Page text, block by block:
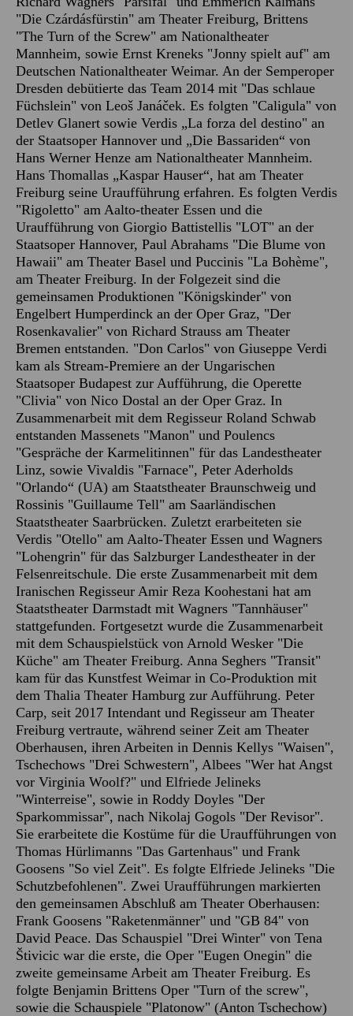
"Die Czárdásfürstin" am Theater Freiburg, Brittens
"The Turn of the Screw" am Nationaltheater
Mannheim, sowie Ernst Kreneks "Jonny spielt auf" am
Deutschen Nationaltheater Weimar. An der Semperoper
Dresden debütierte das Team 2014 mit "Das schlaue
Füchslein" von Leoš Janáček. Es folgten "Caligula" von
Detlev Glanert sowie Verdis „La forza del destino" an
der Staatsoper Hannover und „Die Bassariden“ von
Hans Werner Henze am Nationaltheater Mannheim.
Hans Thomallas „Kaspar Hauser“, hat am Theater
Freiburg seine Uraufführung erfahren. Es folgten Verdis
"Rigoletto" am Aalto-theater Essen und die
Uraufführung von Giorgio Battistellis "LOT" an der
Staatsoper Hannover, Paul Abrahams "Die Blume von
Hawaii" am Theater Basel und Puccinis "La Bohème",
am Theater Freiburg. In der Folgezeit sind die
gemeinsamen Produktionen "Königskinder" von
Engelbert Humperdinck an der Oper Graz, "Der
Rosenkavalier" von Richard Strauss am Theater
Bremen entstanden. "Don Carlos" von Giuseppe Verdi
kam als Stream-Premiere an der Ungarischen
Staatsoper Budapest zur Aufführung, die Operette
"Clivia" von Nico Dostal an der Oper Graz. In
Zusammenarbeit mit dem Regisseur Roland Schwab
entstanden Massenets "Manon" und Poulencs
"Gespräche der Karmelitinnen" für das Landestheater
Linz, sowie Vivaldis "Farnace", Peter Aderholds
"Orlando“ (UA) am Staatstheater Braunschweig und
Rossinis "Guillaume Tell" am Saarländischen
Staatstheater Saarbrücken. Zuletzt erarbeiteten sie
Verdis "Otello" am Aalto-Theater Essen und Wagners
"Lohengrin" für das Salzburger Landestheater in der
Felsenreitschule. Die erste Zusammenarbeit mit dem
Iranischen Regisseur Amir Reza Koohestani hat am
Staatstheater Darmstadt mit Wagners "Tannhäuser"
stattgefunden. Fortgesetzt wurde die Zusammenarbeit
mit dem Schauspielstück von Arnold Wesker "Die
Küche" am Theater Freiburg. Anna Seghers "Transit"
kam für das Kunstfest Weimar in Co-Produktion mit
dem Thalia Theater Hamburg zur Aufführung. Peter
Carp, seit 2017 Intendant und Regisseur am Theater
Freiburg vertraute, während seiner Zeit am Theater
Oberhausen, ihren Arbeiten in Dennis Kellys "Waisen",
Tschechows "Drei Schwestern", Albees "Wer hat Angst
vor Virginia Woolf?" und Elfriede Jelineks
"Winterreise", sowie in Roddy Doyles "Der
Sparkommissar", nach Nikolaj Gogols "Der Revisor".
Sie erarbeitete die Kostüme für die Uraufführungen von
Thomas Hürlimanns "Das Gartenhaus" und Frank
Goosens "So viel Zeit". Es folgte Elfriede Jelineks "Die
Schutzbefohlenen". Zwei Uraufführungen markierten
den gemeinsamen Abschluß am Theater Oberhausen:
Frank Goosens "Raketenmänner" und "GB 84" von
David Peace. Das Schauspiel "Drei Winter" von Tena
Štivicic war die erste, die Oper "Eugen Onegin" die
zweite gemeinsame Arbeit am Theater Freiburg. Es
folgte Benjamin Brittens Oper "Turn of the screw",
sowie die Schauspiele "Platonow" (Anton Tschechow)